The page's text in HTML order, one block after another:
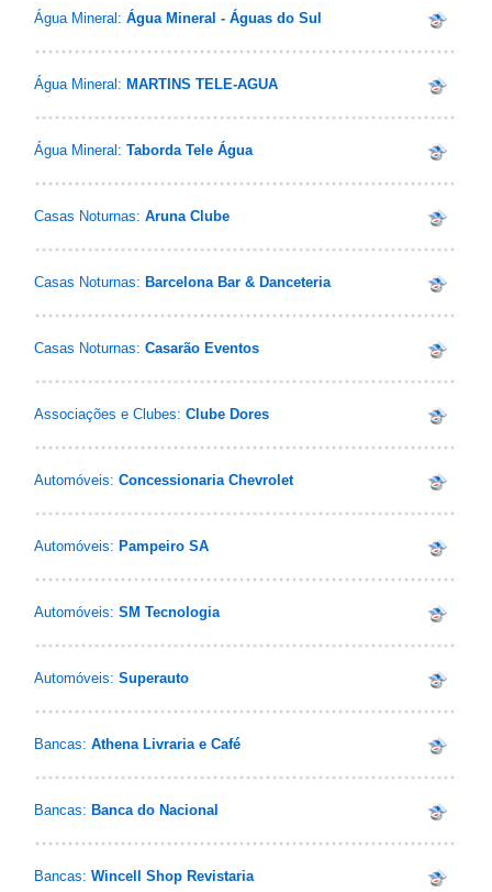
Água Mineral: Água Mineral - Águas do Sul
Água Mineral: MARTINS TELE-AGUA
Água Mineral: Taborda Tele Água
Casas Noturnas: Aruna Clube
Casas Noturnas: Barcelona Bar & Danceteria
Casas Noturnas: Casarão Eventos
Associações e Clubes: Clube Dores
Automóveis: Concessionaria Chevrolet
Automóveis: Pampeiro SA
Automóveis: SM Tecnologia
Automóveis: Superauto
Bancas: Athena Livraria e Café
Bancas: Banca do Nacional
Bancas: Wincell Shop Revistaria